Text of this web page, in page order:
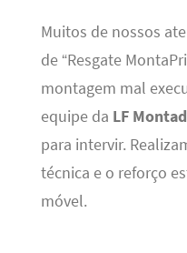
Muitos de nossos
de “Resgate
montagem mal
equipe da LF
para intervir.
técnica e o reforço
móvel.